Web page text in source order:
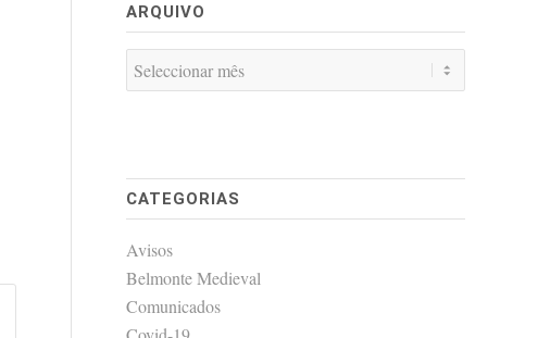
ARQUIVO
CATEGORIAS
Avisos
Belmonte Medieval
Comunicados